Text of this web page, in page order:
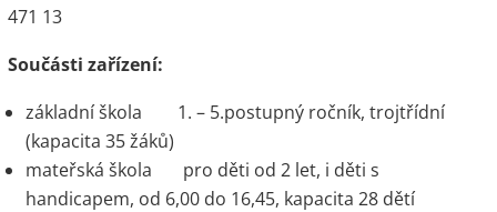
471 13
Součásti zařízení:
základní škola 1. – 5.postupný ročník, trojtřídní
(kapacita 35 žáků)
mateřská škola pro děti od 2 let, i děti s
handicapem, od 6,00 do 16,45, kapacita 28 dětí